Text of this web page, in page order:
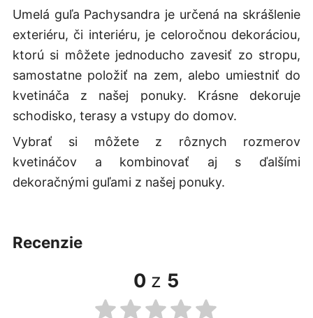
Umelá guľa Pachysandra je určená na skrášlenie
exteriéru, či interiéru, je celoročnou dekoráciou,
ktorú si môžete jednoducho zavesiť zo stropu,
samostatne položiť na zem, alebo umiestniť do
kvetináča z našej ponuky. Krásne dekoruje
schodisko, terasy a vstupy do domov.
Vybrať si môžete z rôznych rozmerov
kvetináčov a kombinovať aj s ďalšími
dekoračnými guľami z našej ponuky.
recenzie
0 z 5